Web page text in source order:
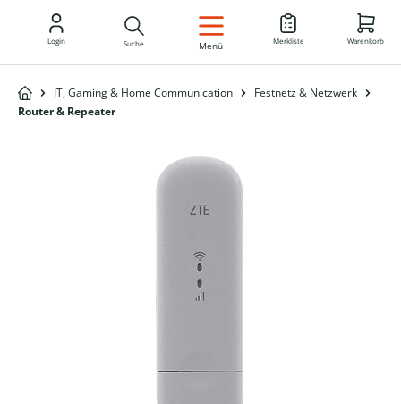
DE
Login Suche Menü Merkliste Warenkorb
IT, Gaming & Home Communication
Festnetz & Netzwerk
Router & Repeater